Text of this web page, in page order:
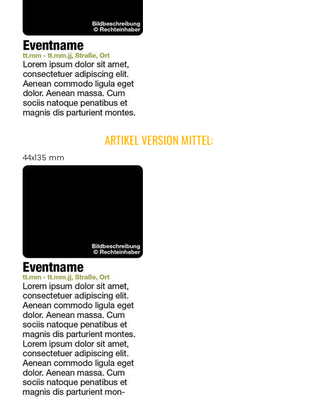
REGIONEN
EVENTS
ARTIKEL VERSION MITTEL:
44x135 mm